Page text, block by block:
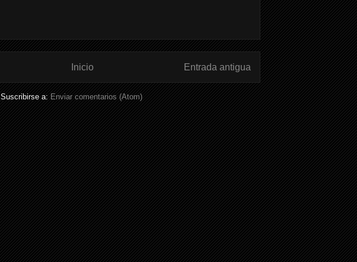
Entrada antigua
Inicio
Suscribirse a: Enviar comentarios (Atom)